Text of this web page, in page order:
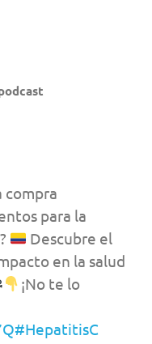
compra
para la
Descubre el
en la salud
¡No te lo
#HepatitisC